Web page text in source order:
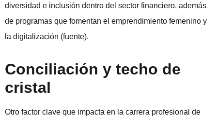
diversidad e inclusión dentro del sector financiero, además
de programas que fomentan el emprendimiento femenino y
la digitalización (fuente).
Conciliación y techo de
cristal
Otro factor clave que impacta en la carrera profesional de